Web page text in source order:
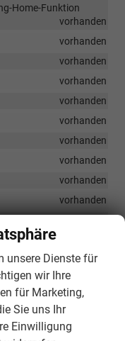
Home-Funktion
vorhanden
vorhanden
vorhanden
vorhanden
vorhanden
vorhanden
vorhanden
vorhanden
vorhanden
vorhanden
vorhanden
unsere Dienste für
wir Ihre
für Marketing,
Sie uns Ihr
Einwilligung